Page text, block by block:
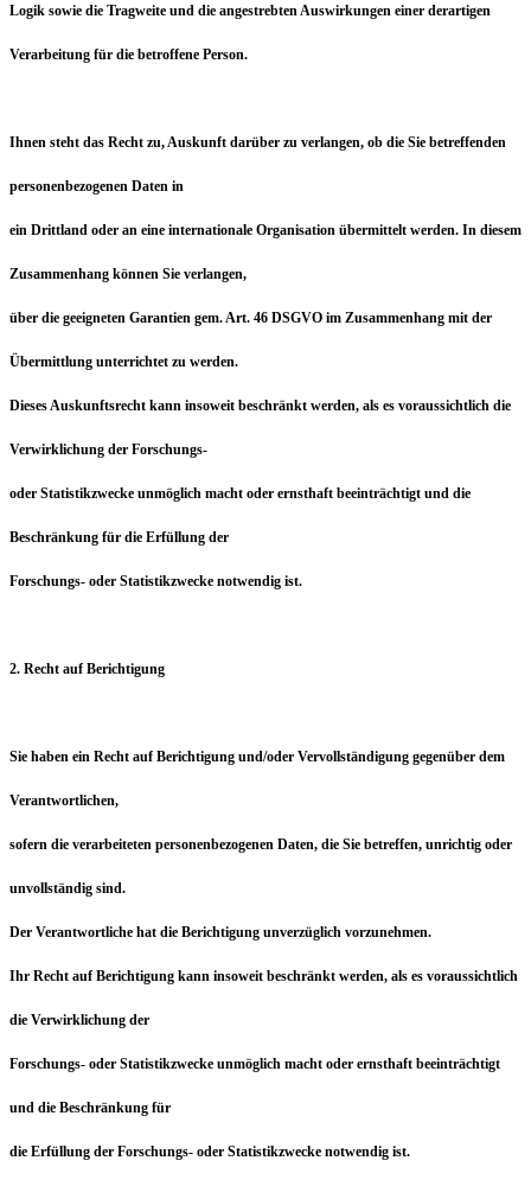
Logik sowie die Tragweite und die angestrebten Auswirkungen einer derartigen
Verarbeitung für die betroffene Person.
Ihnen steht das Recht zu, Auskunft darüber zu verlangen, ob die Sie betreffenden
personenbezogenen Daten in
ein Drittland oder an eine internationale Organisation übermittelt werden. In diesem
Zusammenhang können Sie verlangen,
über die geeigneten Garantien gem. Art. 46 DSGVO im Zusammenhang mit der
Übermittlung unterrichtet zu werden.
Dieses Auskunftsrecht kann insoweit beschränkt werden, als es voraussichtlich die
Verwirklichung der Forschungs-
oder Statistikzwecke unmöglich macht oder ernsthaft beeinträchtigt und die
Beschränkung für die Erfüllung der
Forschungs- oder Statistikzwecke notwendig ist.
2. Recht auf Berichtigung
Sie haben ein Recht auf Berichtigung und/oder Vervollständigung gegenüber dem
Verantwortlichen,
sofern die verarbeiteten personenbezogenen Daten, die Sie betreffen, unrichtig oder
unvollständig sind.
Der Verantwortliche hat die Berichtigung unverzüglich vorzunehmen.
Ihr Recht auf Berichtigung kann insoweit beschränkt werden, als es voraussichtlich
die Verwirklichung der
Forschungs- oder Statistikzwecke unmöglich macht oder ernsthaft beeinträchtigt
und die Beschränkung für
die Erfüllung der Forschungs- oder Statistikzwecke notwendig ist.